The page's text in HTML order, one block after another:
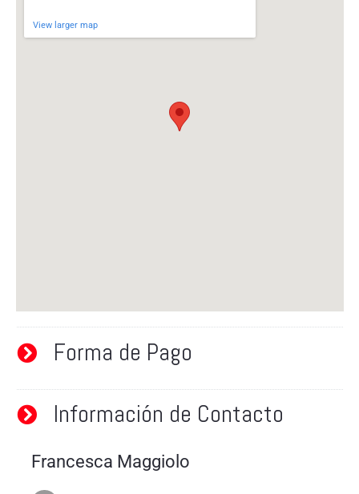
View larger map
Forma de Pago
Información de Contacto
Francesca Maggiolo